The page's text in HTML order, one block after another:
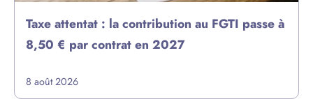
Taxe attentat : la contribution au FGTI passe à
8,50 € par contrat en 2027
8 août 2026